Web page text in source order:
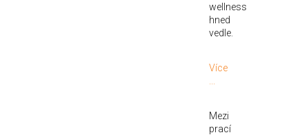
wellness
hned
vedle.
Více
Mezi
prací